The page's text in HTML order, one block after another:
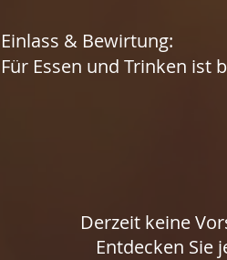
Einlass & Bewirtung:
Für Essen und Trinken ist
Derzeit keine
Entdecken Sie